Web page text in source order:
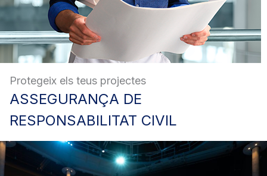
Protegeix els teus projectes
ASSEGURANÇA DE
RESPONSABILITAT CIVIL